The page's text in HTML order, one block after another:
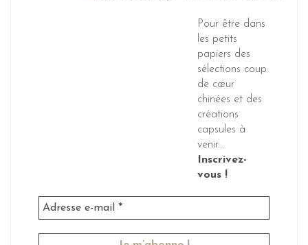
Pour être dans
les petits
papiers des
sélections coup
de cœur
chinées et des
créations
capsules à
venir...
Inscrivez-
vous !